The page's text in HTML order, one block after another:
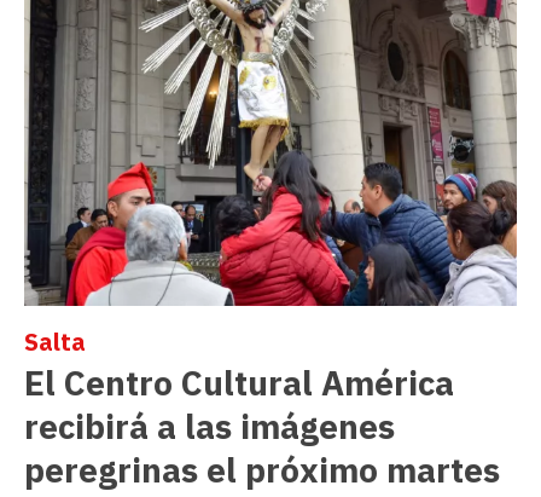
El Centro Cultural América
recibirá a las imágenes
peregrinas el próximo martes
Salta